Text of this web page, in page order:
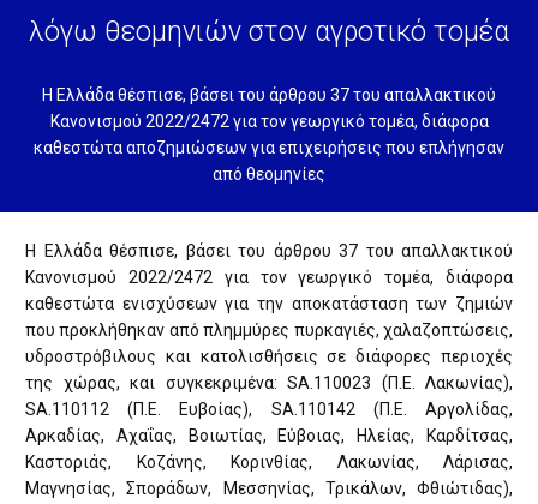
λόγω θεομηνιών στον αγροτικό τομέα
Η Ελλάδα θέσπισε, βάσει του άρθρου 37 του απαλλακτικού
Κανονισμού 2022/2472 για τον γεωργικό τομέα, διάφορα
καθεστώτα αποζημιώσεων για επιχειρήσεις που επλήγησαν
από θεομηνίες
Η Ελλάδα θέσπισε, βάσει του άρθρου 37 του απαλλακτικού
Κανονισμού 2022/2472 για τον γεωργικό τομέα, διάφορα
καθεστώτα ενισχύσεων για την αποκατάσταση των ζημιών
που προκλήθηκαν από πλημμύρες πυρκαγιές, χαλαζοπτώσεις,
υδροστρόβιλους και κατολισθήσεις σε διάφορες περιοχές
της χώρας, και συγκεκριμένα: SA.110023 (Π.Ε. Λακωνίας),
SA.110112 (Π.Ε. Ευβοίας), SA.110142 (Π.Ε. Αργολίδας,
Αρκαδίας, Αχαΐας, Βοιωτίας, Εύβοιας, Ηλείας, Καρδίτσας,
Καστοριάς, Κοζάνης, Κορινθίας, Λακωνίας, Λάρισας,
Μαγνησίας, Σποράδων, Μεσσηνίας, Τρικάλων, Φθιώτιδας),